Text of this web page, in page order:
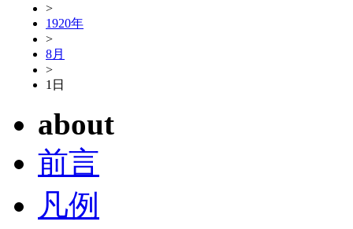
>
1920年
>
8月
>
1日
about
前言
凡例